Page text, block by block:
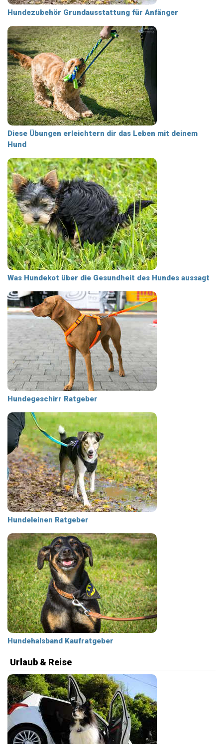
Hundezubehör Grundausstattung für Anfänger
Diese Übungen erleichtern dir das Leben mit deinem
Hund
Was Hundekot über die Gesundheit des Hundes aussagt
Hundegeschirr Ratgeber
Hundeleinen Ratgeber
Hundehalsband Kaufratgeber
Urlaub & Reise